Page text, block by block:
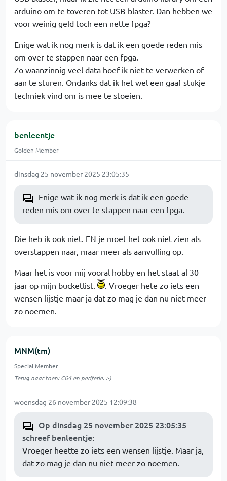
arduino om te toveren tot USB-blaster. Dan hebben we
voor weinig geld toch een nette fpga?
Enige wat ik nog merk is dat ik een goede reden mis
om over te stappen naar een fpga.
Zo waanzinnig veel data hoef ik niet te verwerken of
aan te sturen. Ondanks dat ik het wel een gaaf stukje
techniek vind om is mee te stoeien.
benleentje
Golden Member
dinsdag 25 november 2025 23:05:35
Enige wat ik nog merk is dat ik een goede
reden mis om over te stappen naar een fpga.
Die heb ik ook niet. EN je moet het ook niet zien als
overstappen naar, maar meer als aanvulling op.
Maar het is voor mij vooral hobby en het staat al 30
jaar op mijn bucketlist.
. Vroeger hete zo iets een
wensen lijstje maar ja dat zo mag je dan nu niet meer
zo noemen.
MNM(tm)
Special Member
Terug naar toen: C64 en periferie. :-)
woensdag 26 november 2025 12:09:38
Op dinsdag 25 november 2025 23:05:35
schreef benleentje:
Vroeger heette zo iets een wensen lijstje. Maar ja,
dat zo mag je dan nu niet meer zo noemen.